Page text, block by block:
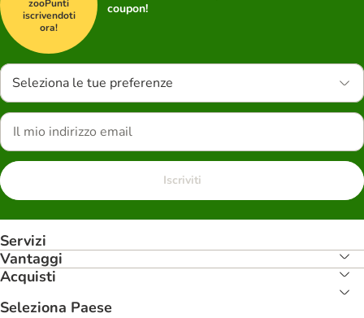
zooPunti
iscrivendoti
ora!
coupon!
Seleziona le tue preferenze
Iscriviti
Servizi
Vantaggi
Acquisti
Seleziona Paese